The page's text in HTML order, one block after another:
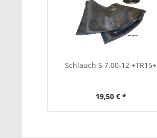
Schlauch S 7.00-12 +TR15+
19,50 € *